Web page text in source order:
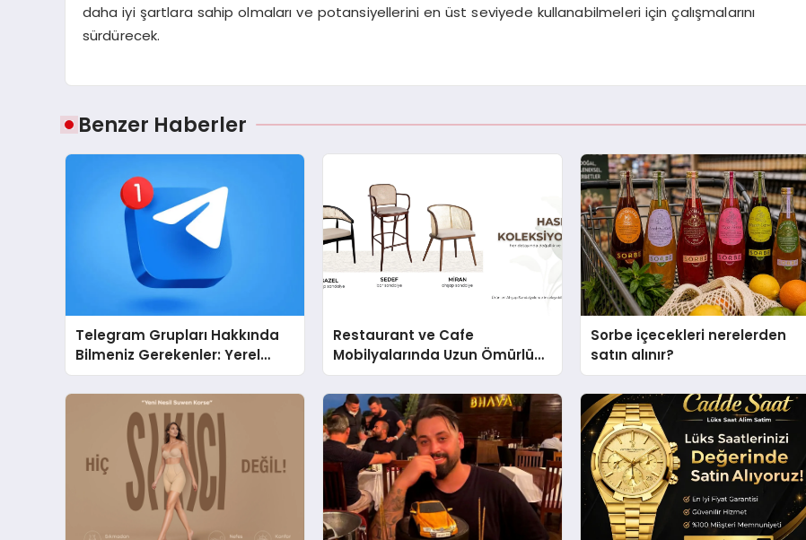
daha iyi şartlara sahip olmaları ve potansiyellerini en üst seviyede kullanabilmeleri için çalışmalarını
sürdürecek.
Benzer Haberler
Telegram Grupları Hakkında
Bilmeniz Gerekenler: Yerel
Telegram Gruplarıyla
Şehrinizdeki Topluluklara
Restaurant ve Cafe
Mobilyalarında Uzun Ömürlü
Sandalye Nasıl Seçilir?
Sorbe içecekleri nerelerden
satın alınır?